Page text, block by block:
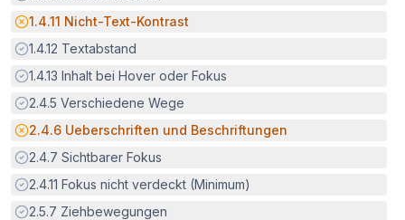
Potenzielle Barriere:
1.4.11 Nicht-Text-Kontrast
Erfüllt:
1.4.12 Textabstand
Erfüllt:
1.4.13 Inhalt bei Hover oder Fokus
Erfüllt:
2.4.5 Verschiedene Wege
Potenzielle Barriere:
2.4.6 Ueberschriften und Beschriftungen
Erfüllt:
2.4.7 Sichtbarer Fokus
Erfüllt:
2.4.11 Fokus nicht verdeckt (Minimum)
Erfüllt:
2.5.7 Ziehbewegungen